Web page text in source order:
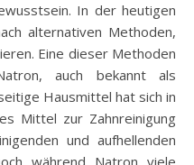
In der heutigen
alternativen Methoden,
Eine dieser Methoden
auch bekannt als
Hausmittel hat sich in
Mittel zur Zahnreinigung
und aufhellenden